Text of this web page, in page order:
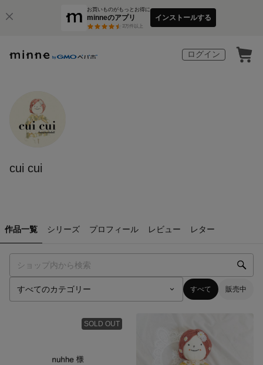
お買いものがもっとお得に
minneのアプリ
3万件以上
インストールする
ログイン
cui cui
作品一覧 シリーズ プロフィール レビュー レター
すべて 販売中
SOLD OUT